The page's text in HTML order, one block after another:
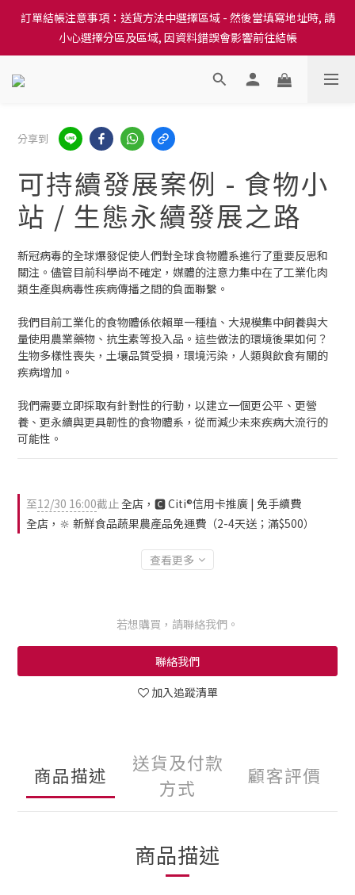
訂單結帳注意事項：送貨方法中選擇區域 - 然後當填寫地址時, 請
小心選擇分區及區域, 因資料錯誤會影響前往結帳
訂單結帳注意事項：送貨方法中選擇區域 - 然後當填寫地址時, 請
小心選擇分區及區域, 因資料錯誤會影響前往結帳
隆重推出本地培育田香雞、金棠雞、粵皇鷄及平原雞等，想食靚雞
訂單結帳注意事項：送貨方法中選擇區域 - 然後當填寫地址時, 請
小心選擇分區及區域, 因資料錯誤會影響前往結帳
分享到
可持續發展案例 - 食物小
站 / 生態永續發展之路
新冠病毒的全球爆發促使人們對全球食物體系進行了重要反思和
關注。儘管目前科學尚不確定，媒體的注意力集中在了工業化肉
類生產與病毒性疾病傳播之間的負面聯繫。
我們目前工業化的食物體係依賴單一種植、大規模集中飼養與大
量使用農業藥物、抗生素等投入品。這些做法的環境後果如何？
生物多樣性喪失，土壤品質受損，環境污染，人類與飲食有關的
疾病增加。
我們需要立即採取有針對性的行動，以建立一個更公平、更營
養、更永續與更具韌性的食物體系，從而減少未來疾病大流行的
可能性。
至12/30 16:00截止全店，🅲 Citi®信用卡推廣 | 免手續費
全店，🔆 新鮮食品蔬果農產品免運費（2-4天送；滿$500）
查看更多
若想購買，請聯絡我們。
聯絡我們
加入追蹤清單
商品描述
送貨及付款
方式
顧客評價
商品描述